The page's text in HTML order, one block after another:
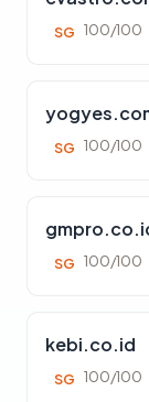
SG 100/100
SG 100/100
SG 100/100
kebi.co.id
SG 100/100